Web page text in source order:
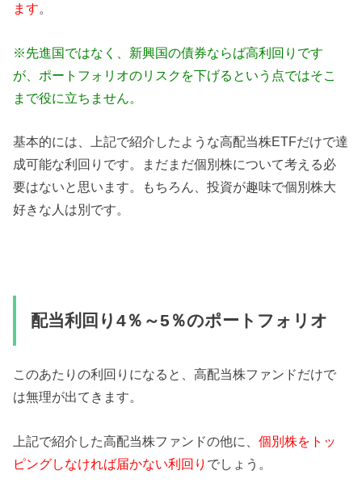
ます。
※先進国ではなく、新興国の債券ならば高利回りです
が、ポートフォリオのリスクを下げるという点ではそこ
まで役に立ちません。
基本的には、上記で紹介したような高配当株ETFだけで達
成可能な利回りです。まだまだ個別株について考える必
要はないと思います。もちろん、投資が趣味で個別株大
好きな人は別です。
配当利回り4％～5％のポートフォリオ
このあたりの利回りになると、高配当株ファンドだけで
は無理が出てきます。
上記で紹介した高配当株ファンドの他に、個別株をトッ
ピングしなければ届かない利回り でしょう。